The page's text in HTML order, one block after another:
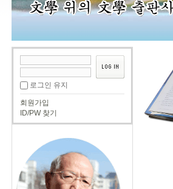
로그인 유지
회원가입
ID/PW 찾기